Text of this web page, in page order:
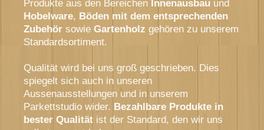
Produkte aus den Bereichen Innenausbau und
Hobelware, Böden mit dem entsprechenden
Zubehör sowieGartenholz gehören zu unserem
Standardsortiment.
Qualität wird bei uns groß geschrieben. Dies
spiegelt sich auch in unseren
Aussenausstellungen und in unserem
Parkettstudio wider. Bezahlbare Produkte in
bester Qualität ist der Standard, den wir uns